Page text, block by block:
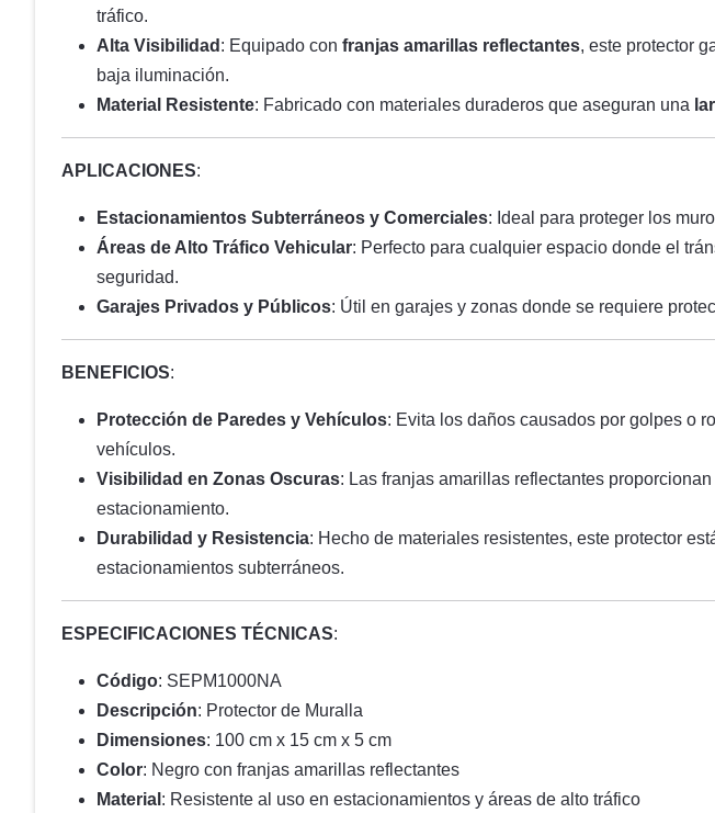
tráfico.
Alta Visibilidad : Equipado con franjas amarillas reflectantes, este protector
baja iluminación.
Material Resistente: Fabricado con materiales duraderos que aseguran una
APLICACIONES:
Estacionamientos Subterráneos y Comerciales: Ideal para proteger los
Áreas de Alto Tráfico Vehicular: Perfecto para cualquier espacio donde el
seguridad.
Garajes Privados y Públicos: Útil en garajes y zonas donde se requiere
BENEFICIOS:
Protección de Paredes y Vehículos: Evita los daños causados por golpes o
vehículos.
Visibilidad en Zonas Oscuras: Las franjas amarillas reflectantes proporcionan
estacionamiento.
Durabilidad y Resistencia: Hecho de materiales resistentes, este protector
estacionamientos subterráneos.
ESPECIFICACIONES TÉCNICAS:
Código: SEPM1000NA
Descripción: Protector de Muralla
Dimensiones: 100 cm x 15 cm x 5 cm
Color: Negro con franjas amarillas reflectantes
Material : Resistente al uso en estacionamientos y áreas de alto tráfico